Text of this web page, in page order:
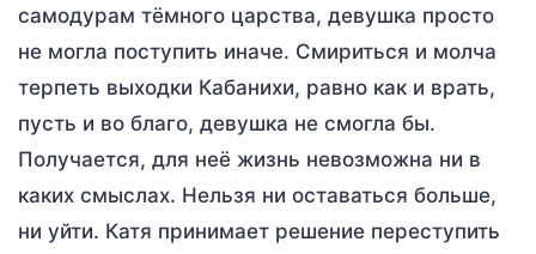
самодурам тёмного царства, девушка просто
не могла поступить иначе. Смириться и молча
терпеть выходки Кабанихи, равно как и врать,
пусть и во благо, девушка не смогла бы.
Получается, для неё жизнь невозможна ни в
каких смыслах. Нельзя ни оставаться больше,
ни уйти. Катя принимает решение переступить